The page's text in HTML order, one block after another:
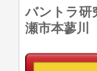
バントラ
瀬市本蓼川